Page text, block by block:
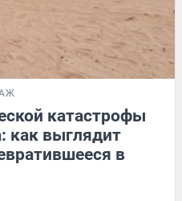
катастрофы
как выглядит
в